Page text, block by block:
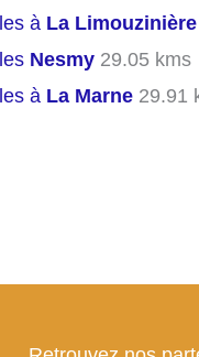
à La Limouzinière
Nesmy 29.05 kms
à La Marne 29.91